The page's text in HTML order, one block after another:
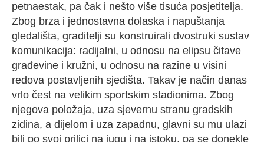
petnaestak, pa čak i nešto više tisuća posjetitelja.
Zbog brza i jednostavna dolaska i napuštanja
gledališta, graditelji su konstruirali dvostruki sustav
komunikacija: radijalni, u odnosu na elipsu čitave
građevine i kružni, u odnosu na razine u visini
redova postavljenih sjedišta. Takav je način danas
vrlo čest na velikim sportskim stadionima. Zbog
njegova položaja, uza sjevernu stranu gradskih
zidina, a dijelom i uza zapadnu, glavni su mu ulazi
bili po svoj prilici na jugu i na istoku, pa se donekle